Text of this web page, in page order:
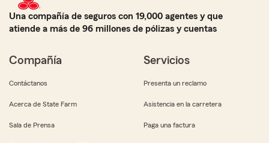
Una compañía de seguros con 19,000 agentes y que
atiende a más de 96 millones de pólizas y cuentas
Compañía
Contáctanos
Acerca de State Farm
Sala de Prensa
Servicios
Presenta un reclamo
Asistencia en la carretera
Paga una factura